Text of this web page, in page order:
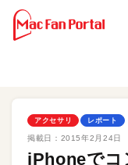
アクセサリ レポート
掲載日： 2015年2月24日
iPhoneでコ